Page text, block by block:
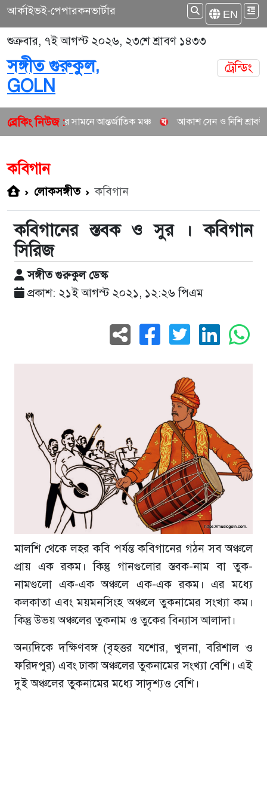
আর্কাইভই-পেপারকনভার্টার EN
শুক্রবার, ৭ই আগস্ট ২০২৬, ২৩শে শ্রাবণ ১৪৩৩
সঙ্গীত গুরুকুল,
GOLN
ট্রেন্ডিং
ব্রেকিং নিউজ :
পূজার সামনে আন্তর্জাতিক মঞ্চ আকাশ সেন ও নিশি শ্রাবণীর নতুন জুটির
কবিগান
লোকসঙ্গীত কবিগান
কবিগানের স্তবক ও সুর । কবিগান
সিরিজ
সঙ্গীত গুরুকুল ডেস্ক
প্রকাশ: ২১ই আগস্ট ২০২১, ১২:২৬ পিএম
মালশি থেকে লহর কবি পর্যন্ত কবিগানের গঠন সব অঞ্চলে
প্রায় এক রকম। কিন্তু গানগুলোর স্তবক-নাম বা তুক-
নামগুলো এক-এক অঞ্চলে এক-এক রকম। এর মধ্যে
কলকাতা এবং ময়মনসিংহ অঞ্চলে তুকনামের সংখ্যা কম।
কিন্তু উভয় অঞ্চলের তুকনাম ও তুকের বিন্যাস আলাদা।
অন্যদিকে দক্ষিণবঙ্গ (বৃহত্তর যশোর, খুলনা, বরিশাল ও
ফরিদপুর) এবং ঢাকা অঞ্চলের তুকনামের সংখ্যা বেশি। এই
দুই অঞ্চলের তুকনামের মধ্যে সাদৃশ্যও বেশি।